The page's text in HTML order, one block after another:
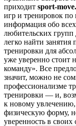
приходит sport-
игр и тренировок по
информация обо
любительских
легко найти
тренировки для
уже уверенно стоит
команду». Все
значит, можно не
профессионализме
тренировки — и,
к новому увлечению,
физическую форму,
уверенность в своих